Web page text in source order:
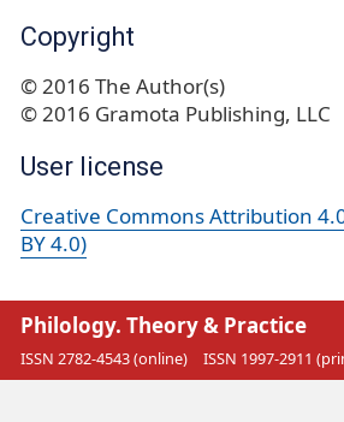
Copyright
© 2016 The Author(s)
© 2016 Gramota Publishing, LLC
User license
Creative Commons Attribution
BY 4.0)
Philology. Theory & Practice
ISSN 2782-4543 (online) ISSN 1997-2911